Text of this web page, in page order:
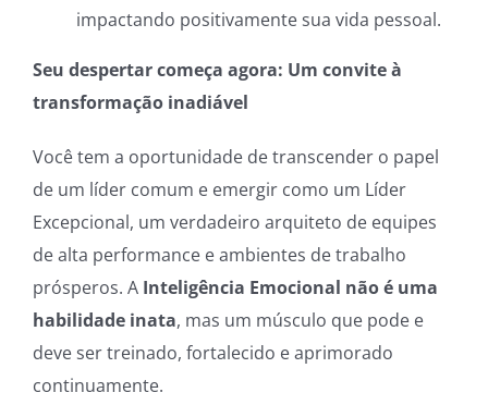
impactando positivamente sua vida pessoal.
Seu despertar começa agora: Um convite à
transformação inadiável
Você tem a oportunidade de transcender o papel
de um líder comum e emergir como um Líder
Excepcional, um verdadeiro arquiteto de equipes
de alta performance e ambientes de trabalho
prósperos. A Inteligência Emocional não é uma
habilidade inata, mas um músculo que pode e
deve ser treinado, fortalecido e aprimorado
continuamente.